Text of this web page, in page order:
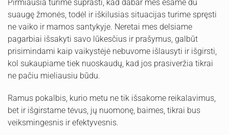
Pirmiausia turime suprasti, kad dabar mes esame du
suaugę žmonės, todėl ir iškilusias situacijas turime spręsti
ne vaiko ir mamos santykyje. Neretai mes delsiame
pagarbiai išsakyti savo lūkesčius ir prašymus, galbūt
prisimindami kaip vaikystėjė nebuvome išlausyti ir išgirsti,
kol sukaupiame tiek nuoskaudų, kad jos prasiveržia tikrai
ne pačiu mieliausiu būdu.
Ramus pokalbis, kurio metu ne tik išsakome reikalavimus,
bet ir išgirstame tėvus, jų nuomonę, baimes, tikrai bus
veiksmingesnis ir efektyvesnis.